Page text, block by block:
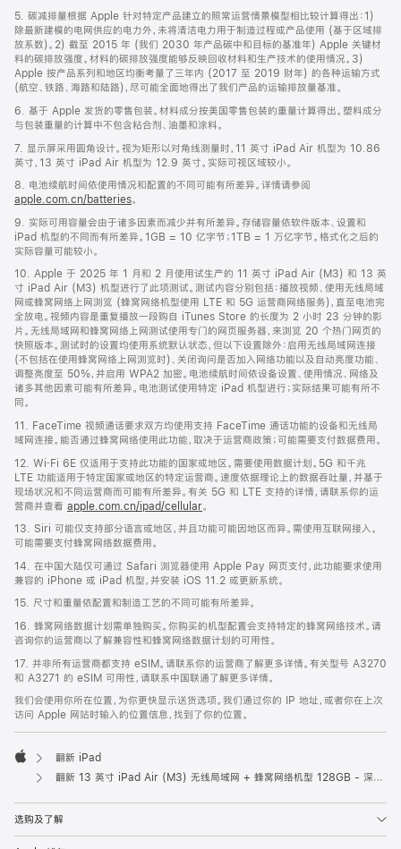
5. 碳减排量根据 Apple 针对特定产品建立的照常运营情景模型相比较计算得出：1)
除最新建模的电网供应的电力外，未将清洁电力用于制造过程或产品使用 (基于区域排
放系数)。2) 截至 2015 年 (我们 2030 年产品碳中和目标的基准年) Apple 关键材
料的碳排放强度。材料的碳排放强度能够反映回收材料和生产技术的使用情况。3)
Apple 按产品系列和地区均衡考量了三年内 (2017 至 2019 财年) 的各种运输方式
(航空、铁路、海路和陆路)，尽可能全面地得出了我们产品的运输排放量基准。
6. 基于 Apple 发货的零售包装。材料成分按美国零售包装的重量计算得出。塑料成分
与包装重量的计算中不包含粘合剂、油墨和涂料。
7. 显示屏采用圆角设计。视为矩形以对角线测量时，11 英寸 iPad Air 机型为 10.86
英寸，13 英寸 iPad Air 机型为 12.9 英寸。实际可视区域较小。
8. 电池续航时间依使用情况和配置的不同可能有所差异。详情请参阅
apple.com.cn/batteries。
9. 实际可用容量会由于诸多因素而减少并有所差异。存储容量依软件版本、设置和
iPad 机型的不同而有所差异。1GB = 10 亿字节；1TB = 1 万亿字节。格式化之后的
实际容量可能较小。
10. Apple 于 2025 年 1 月和 2 月使用试生产的 11 英寸 iPad Air (M3) 和 13 英
寸 iPad Air (M3) 机型进行了此项测试。测试内容分别包括：播放视频、使用无线局域
网或蜂窝网络上网浏览 (蜂窝网络机型使用 LTE 和 5G 运营商网络服务)，直至电池完
全放电。视频内容是重复播放一段购自 iTunes Store 的长度为 2 小时 23 分钟的影
片。无线局域网和蜂窝网络上网测试使用专门的网页服务器，来浏览 20 个热门网页的
快照版本。测试时的设置均使用系统默认状态，但以下设置除外：启用无线局域网连接
(不包括在使用蜂窝网络上网浏览时)、关闭询问是否加入网络功能以及自动亮度功能、
调整亮度至 50%，并启用 WPA2 加密。电池续航时间依设备设置、使用情况、网络及
诸多其他因素可能有所差异。电池测试使用特定 iPad 机型进行；实际结果可能有所不
同。
11. FaceTime 视频通话要求双方均使用支持 FaceTime 通话功能的设备和无线局
域网连接。能否通过蜂窝网络使用此功能，取决于运营商政策；可能需要支付数据费用。
12. Wi‑Fi 6E 仅适用于支持此功能的国家或地区。需要使用数据计划。5G 和千兆
LTE 功能适用于特定国家或地区的特定运营商。速度依据理论上的数据吞吐量，并基于
现场状况和不同运营商而可能有所差异。有关 5G 和 LTE 支持的详情，请联系你的运
营商并查看 apple.com.cn/ipad/cellular。
13. Siri 可能仅支持部分语言或地区，并且功能可能因地区而异。需使用互联网接入。
可能需要支付蜂窝网络数据费用。
14. 在中国大陆仅可通过 Safari 浏览器使用 Apple Pay 网页支付，此功能要求使用
兼容的 iPhone 或 iPad 机型，并安装 iOS 11.2 或更新系统。
15. 尺寸和重量依配置和制造工艺的不同可能有所差异。
16. 蜂窝网络数据计划需单独购买。你购买的机型配置会支持特定的蜂窝网络技术。请
咨询你的运营商以了解兼容性和蜂窝网络数据计划的可用性。
17. 并非所有运营商都支持 eSIM。请联系你的运营商了解更多详情。有关型号 A3270
和 A3271 的 eSIM 可用性，请联系中国联通了解更多详情。
我们会使用你所在位置，为你更快显示送货选项。我们通过你的 IP 地址，或者你在上次
访问 Apple 网站时输入的位置信息，找到了你的位置。
Apple
翻新 iPad
翻新 13 英寸 iPad Air (M3) 无线局域网 + 蜂窝网络机型 128GB - 深空灰色
选购及了解